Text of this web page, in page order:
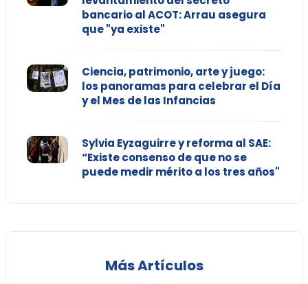
bancario al ACOT: Arrau asegura
que "ya existe"
Ciencia, patrimonio, arte y juego:
los panoramas para celebrar el Día
y el Mes de las Infancias
Sylvia Eyzaguirre y reforma al SAE:
“Existe consenso de que no se
puede medir mérito a los tres años"
Más Artículos